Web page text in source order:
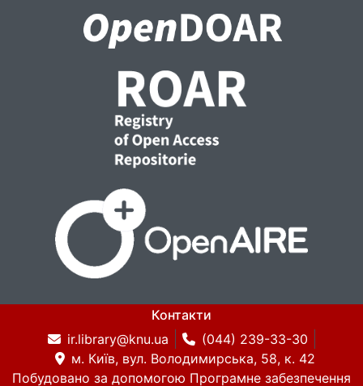
Контакти
ir.library@knu.ua
(044) 239-33-30
м. Київ, вул. Володимирська, 58, к. 42
Побудовано за допомогою Програмне забезпечення